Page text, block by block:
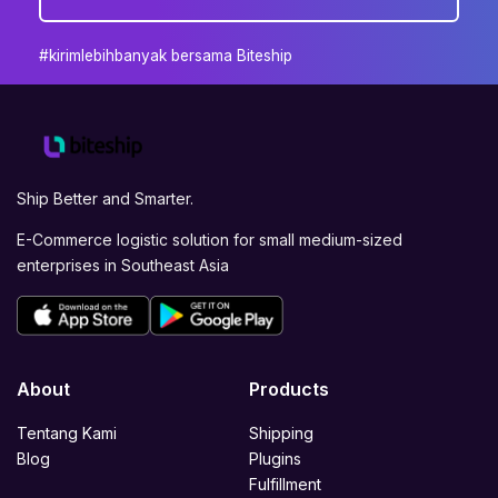
#kirimlebihbanyak bersama Biteship
Ship Better and Smarter.
E-Commerce logistic solution for small medium-sized
enterprises in Southeast Asia
About
Tentang Kami
Blog
Products
Shipping
Plugins
Fulfillment